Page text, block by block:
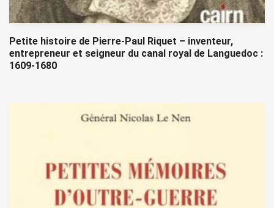
Petite histoire de Pierre-Paul Riquet – inventeur,
entrepreneur et seigneur du canal royal de Languedoc :
1609-1680